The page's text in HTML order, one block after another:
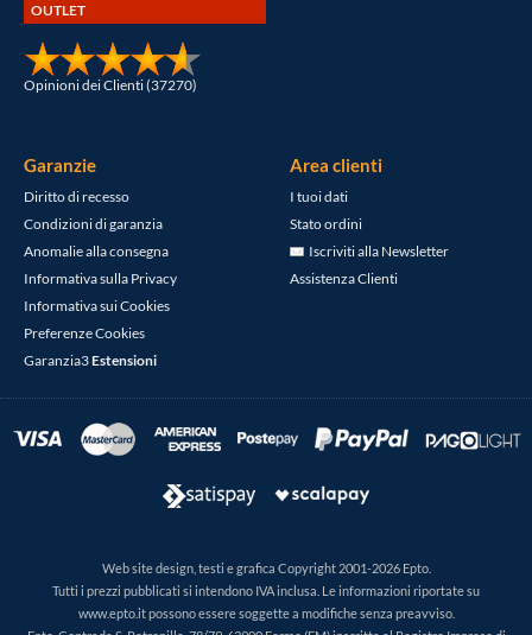
OUTLET
Opinioni dei Clienti (37270)
Garanzie
Diritto di recesso
Condizioni di garanzia
Anomalie alla consegna
Informativa sulla Privacy
Informativa sui Cookies
Preferenze Cookies
Garanzia3Estensioni
Area clienti
I tuoi dati
Stato ordini
Iscriviti alla Newsletter
Assistenza Clienti
Web site design, testi e grafica Copyright 2001-2026 Epto.
Tutti i prezzi pubblicati si intendono IVA inclusa. Le informazioni riportate su
www.epto.it possono essere soggette a modifiche senza preavviso.